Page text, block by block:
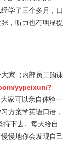
学了三个多月，口
，听力也有明显提
家（内部员工购课
yypeixun/?
家可以亲自体验一
方案学英语口语，
持下去。每天给自
慢地你会发现自己